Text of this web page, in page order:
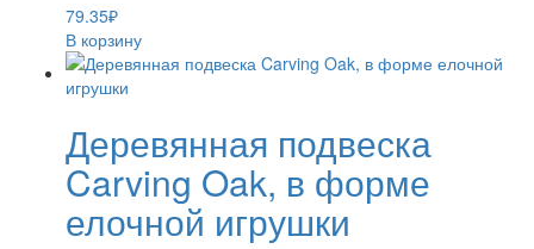
79.35₽
В корзину
Деревянная подвеска
Carving Oak, в форме
елочной игрушки